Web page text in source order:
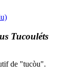
Tucouléts
de "tucòu".